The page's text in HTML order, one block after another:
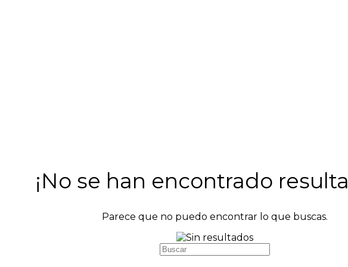
¡No se han encontrado
Parece que no puedo encontrar lo que buscas.
Buscar: